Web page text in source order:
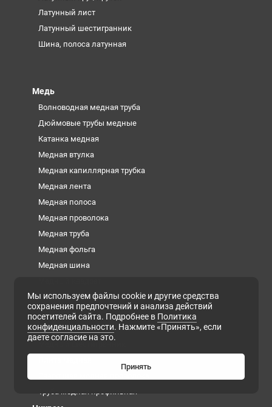
Латунный лист
Латунный шестигранник
Шина, полоса латунная
Медь
Волноводная медная труба
Дюймовые трубы медные
Катанка медная
Медная втулка
Медная капиллярная трубка
Медная лента
Медная полоса
Медная проволока
Медная труба
Медная фольга
Медная шина
Медный круг
Медный лист
Медный пруток
Мы используем файлы cookie и другие средства
сохранения предпочтений и анализа действий
посетителей сайта. Подробнее в Политика
конфиденциальности. Нажмите «Принять», если
даете согласие на это.
Принять